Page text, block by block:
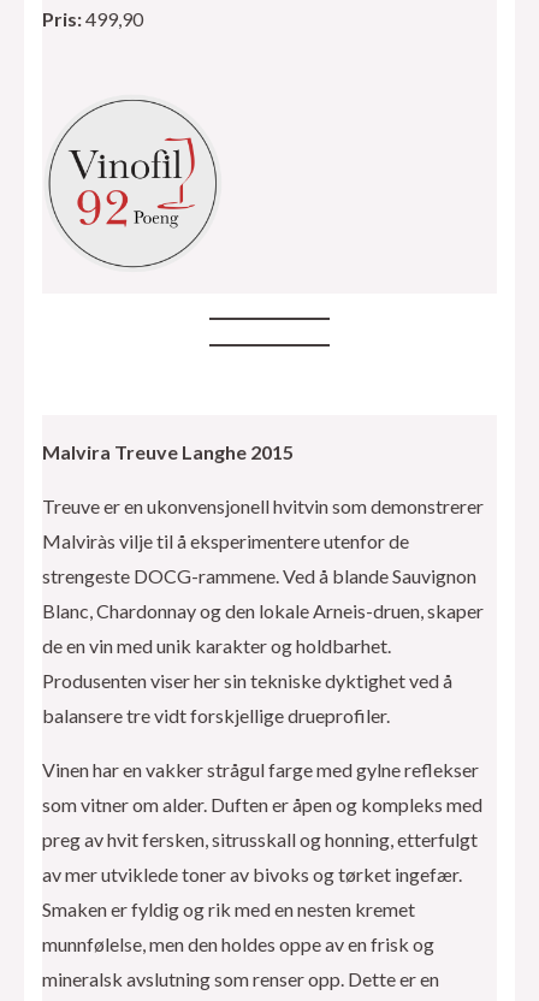
Pris:499,90
Malvira Treuve Langhe 2015
Treuve er en ukonvensjonell hvitvin som demonstrerer
Malviràs vilje til å eksperimentere utenfor de
strengeste DOCG-rammene. Ved å blande Sauvignon
Blanc, Chardonnay og den lokale Arneis-druen, skaper
de en vin med unik karakter og holdbarhet.
Produsenten viser her sin tekniske dyktighet ved å
balansere tre vidt forskjellige drueprofiler.
Vinen har en vakker strågul farge med gylne reflekser
som vitner om alder. Duften er åpen og kompleks med
preg av hvit fersken, sitrusskall og honning, etterfulgt
av mer utviklede toner av bivoks og tørket ingefær.
Smaken er fyldig og rik med en nesten kremet
munnfølelse, men den holdes oppe av en frisk og
mineralsk avslutning som renser opp. Dette er en